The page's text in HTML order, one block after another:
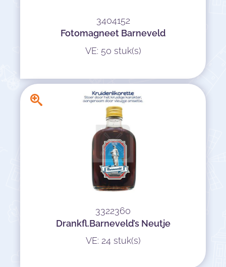
3404152
Fotomagneet Barneveld
VE: 50 stuk(s)
3322360
Drankfl.Barneveld’s Neutje
VE: 24 stuk(s)